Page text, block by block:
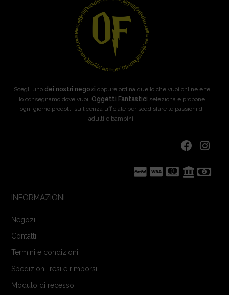
Scegli uno dei nostri negozi oppure ordina quello che vuoi online e te
lo consegnamo dove vuoi: Oggetti Fantastici seleziona e propone
ogni giorno prodotti su licenza ufficiale per soddisfare le passioni di
adulti e bambini.
INFORMAZIONI
Negozi
Contatti
Termini e condizioni
Spedizioni, resi e rimborsi
Modulo di recesso